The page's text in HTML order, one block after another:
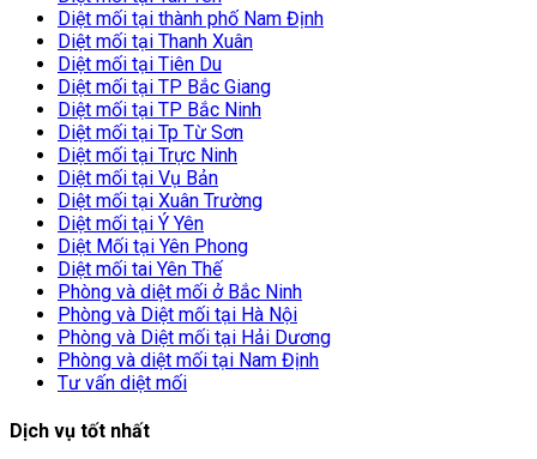
Diệt mối tại thành phố Nam Định
Diệt mối tại Thanh Xuân
Diệt mối tại Tiên Du
Diệt mối tại TP Bắc Giang
Diệt mối tại TP Bắc Ninh
Diệt mối tại Tp Từ Sơn
Diệt mối tại Trực Ninh
Diệt mối tại Vụ Bản
Diệt mối tại Xuân Trường
Diệt mối tại Ý Yên
Diệt Mối tại Yên Phong
Diệt mối tai Yên Thế
Phòng và diệt mối ở Bắc Ninh
Phòng và Diệt mối tại Hà Nội
Phòng và Diệt mối tại Hải Dương
Phòng và diệt mối tại Nam Định
Tư vấn diệt mối
Dịch vụ tốt nhất